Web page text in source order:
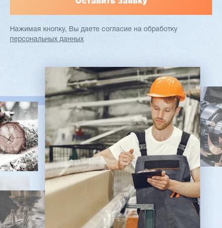
Нажимая кнопку, Вы даете согласие на обработку
персональных данных